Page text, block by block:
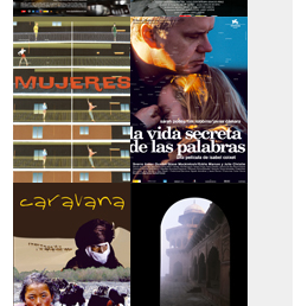
>El patio de mi
cárcel
>Historias de las
montañas
>Serie mujeres
>La vida secreta de
las palabras